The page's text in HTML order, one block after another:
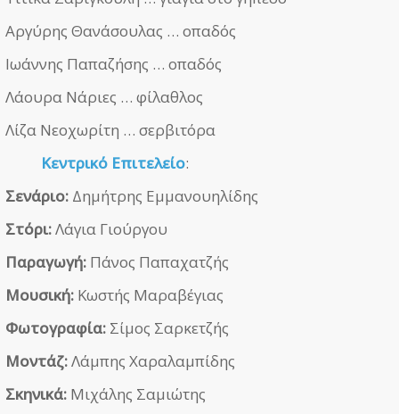
Αργύρης Θανάσουλας … οπαδός
Ιωάννης Παπαζήσης … οπαδός
Λάουρα Νάριες … φίλαθλος
Λίζα Νεοχωρίτη … σερβιτόρα
Κεντρικό Επιτελείο:
Σενάριο: Δημήτρης Εμμανουηλίδης
Στόρι:Λάγια Γιούργου
Παραγωγή: Πάνος Παπαχατζής
Μουσική: Κωστής Μαραβέγιας
Φωτογραφία: Σίμος Σαρκετζής
Μοντάζ:Λάμπης Χαραλαμπίδης
Σκηνικά: Μιχάλης Σαμιώτης